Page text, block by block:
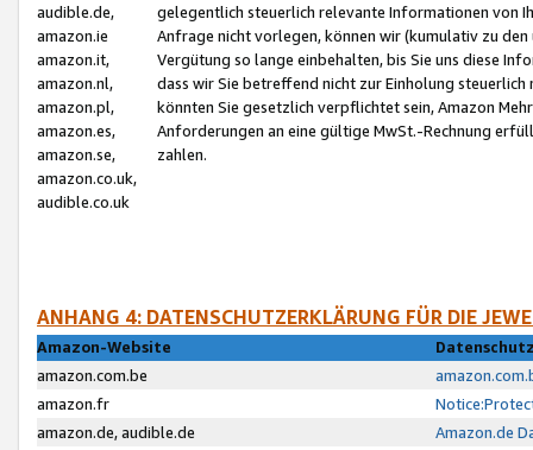
audible.de,
amazon.ie
amazon.it,
amazon.nl,
amazon.pl,
amazon.es,
amazon.se,
amazon.co.uk,
audible.co.uk
gelegentlich steuerlich relevante Informationen von
Anfrage nicht vorlegen, können wir (kumulativ zu
Vergütung so lange einbehalten, bis Sie uns diese
dass wir Sie betreffend nicht zur Einholung
könnten Sie gesetzlich verpflichtet sein, Amazon
Anforderungen an eine gültige MwSt.-Rechnung
zahlen.
ANHANG 4: DATENSCHUTZERKLÄRUNG FÜR DIE
Amazon-Website
amazon.com.be
amazon.fr
amazon.de, audible.de
Amazon.de